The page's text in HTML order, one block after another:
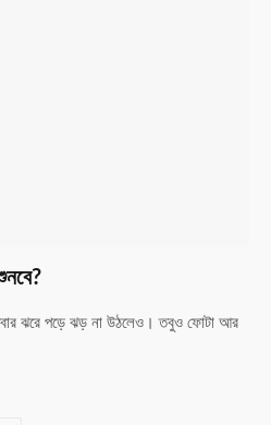
ঝরে পড়ে ঝড় না উঠলেও। তবুও ফোটা আর